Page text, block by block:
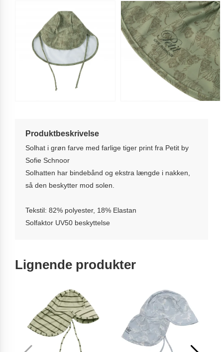
Produktbeskrivelse
Solhat i grøn farve med farlige tiger print fra Petit by
Sofie Schnoor
Solhatten har bindebånd og ekstra længde i nakken,
så den beskytter mod solen.
Tekstil: 82% polyester, 18% Elastan
Solfaktor UV50 beskyttelse
Lignende produkter